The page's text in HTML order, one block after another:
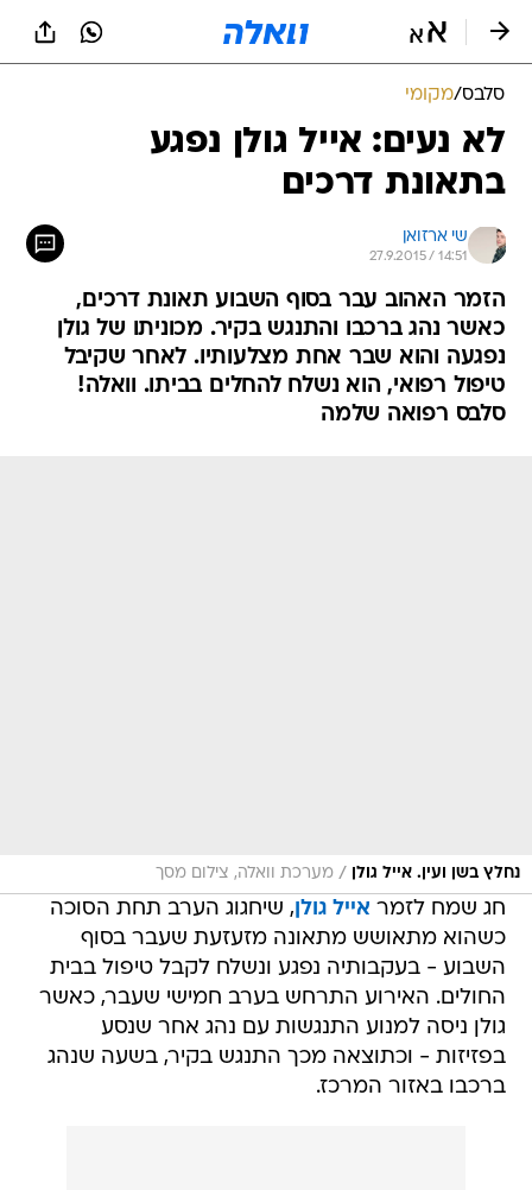
סלבס/מקומי
לא נעים: אייל גולן נפגע
בתאונת דרכים
שי ארזואן
27.9.2015 / 14:51
הזמר האהוב עבר בסוף השבוע תאונת דרכים,
כאשר נהג ברכבו והתנגש בקיר. מכוניתו של גולן
נפגעה והוא שבר אחת מצלעותיו. לאחר שקיבל
טיפול רפואי, הוא נשלח להחלים בביתו. וואלה!
סלבס רפואה שלמה
נחלץ בשן ועין. אייל גולן / מערכת וואלה, צילום מסך
חג שמח לזמר אייל גולן, שיחגוג הערב תחת הסוכה
כשהוא מתאושש מתאונה מזעזעת שעבר בסוף
השבוע - בעקבותיה נפגע ונשלח לקבל טיפול בבית
החולים. האירוע התרחש בערב חמישי שעבר, כאשר
גולן ניסה למנוע התנגשות עם נהג אחר שנסע
בפזיזות - וכתוצאה מכך התנגש בקיר, בשעה שנהג
ברכבו באזור המרכז.